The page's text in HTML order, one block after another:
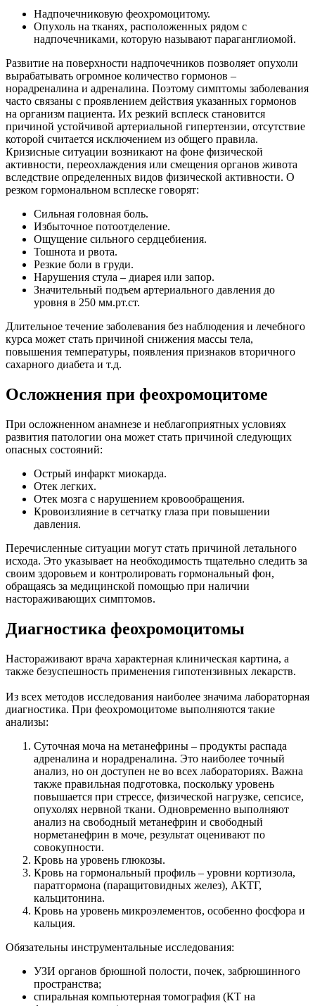
Надпочечниковую феохромоцитому.
Опухоль на тканях, расположенных рядом с
надпочечниками, которую называют параганглиомой.
Развитие на поверхности надпочечников позволяет опухоли
вырабатывать огромное количество гормонов –
норадреналина и адреналина. Поэтому симптомы заболевания
часто связаны с проявлением действия указанных гормонов
на организм пациента. Их резкий всплеск становится
причиной устойчивой артериальной гипертензии, отсутствие
которой считается исключением из общего правила.
Кризисные ситуации возникают на фоне физической
активности, переохлаждения или смещения органов живота
вследствие определенных видов физической активности. О
резком гормональном всплеске говорят:
Сильная головная боль.
Избыточное потоотделение.
Ощущение сильного сердцебиения.
Тошнота и рвота.
Резкие боли в груди.
Нарушения стула – диарея или запор.
Значительный подъем артериального давления до
уровня в 250 мм.рт.ст.
Длительное течение заболевания без наблюдения и лечебного
курса может стать причиной снижения массы тела,
повышения температуры, появления признаков вторичного
сахарного диабета и т.д.
Осложнения при феохромоцитоме
При осложненном анамнезе и неблагоприятных условиях
развития патологии она может стать причиной следующих
опасных состояний:
Острый инфаркт миокарда.
Отек легких.
Отек мозга с нарушением кровообращения.
Кровоизлияние в сетчатку глаза при повышении
давления.
Перечисленные ситуации могут стать причиной летального
исхода. Это указывает на необходимость тщательно следить за
своим здоровьем и контролировать гормональный фон,
обращаясь за медицинской помощью при наличии
настораживающих симптомов.
Диагностика феохромоцитомы
Настораживают врача характерная клиническая картина, а
также безуспешность применения гипотензивных лекарств.
Из всех методов исследования наиболее значима лабораторная
диагностика. При феохромоцитоме выполняются такие
анализы:
Суточная моча на метанефрины – продукты распада
адреналина и норадреналина. Это наиболее точный
анализ, но он доступен не во всех лабораториях. Важна
также правильная подготовка, поскольку уровень
повышается при стрессе, физической нагрузке, сепсисе,
опухолях нервной ткани. Одновременно выполняют
анализ на свободный метанефрин и свободный
норметанефрин в моче, результат оценивают по
совокупности.
Кровь на уровень глюкозы.
Кровь на гормональный профиль – уровни кортизола,
паратгормона (паращитовидных желез), АКТГ,
кальцитонина.
Кровь на уровень микроэлементов, особенно фосфора и
кальция.
Обязательны инструментальные исследования:
УЗИ органов брюшной полости, почек, забрюшинного
пространства;
спиральная компьютерная томография (КТ на